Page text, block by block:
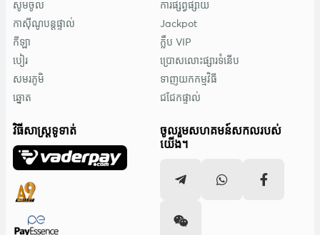
សូមចូល
កាស៊ីណូបន្តផ្ទាល់
កីឡា
បៀរ
សមរភូមិ
ឆ្នោត
ការផ្សព្វផ្សាយ
Jackpot
ក្លឹប VIP
ប្រោសលោះផ្សារទំនើប
ទាញយកកម្មវិធី
ជជែកផ្ទាល់
វិធីសាស្រ្តទូទាត់
ចូលរួមសហគមន៍សកលរបស់
យើង។